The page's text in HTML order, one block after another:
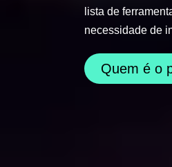
lista de
necessidade de
Quem é o